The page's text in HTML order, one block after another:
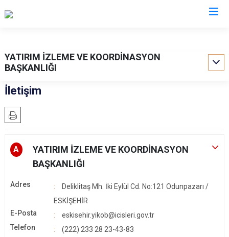
YATIRIM İZLEME VE KOORDİNASYON
BAŞKANLIĞI
İletişim
A
YATIRIM İZLEME VE KOORDİNASYON
BAŞKANLIĞI
Adres
Deliklitaş Mh. İki Eylül Cd. No:121 Odunpazarı /
ESKİŞEHİR
E-Posta
eskisehir.yikob@icisleri.gov.tr
Telefon
(222) 233 28 23-43-83